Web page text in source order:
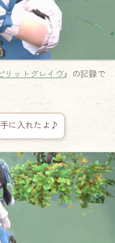
リットグレイヴ』の記録で
に入れたよ♪